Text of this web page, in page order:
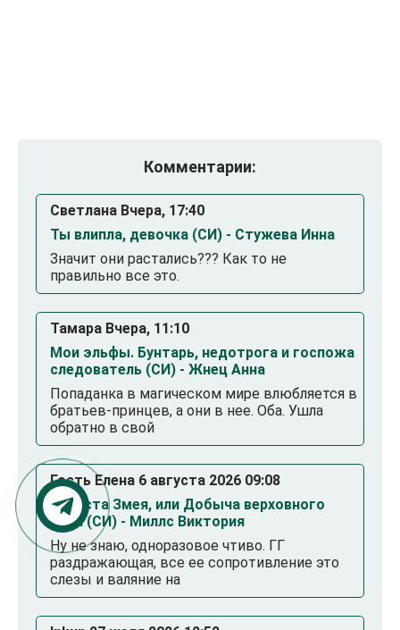
Комментарии:
Светлана Вчера, 17:40
Ты влипла, девочка (СИ) - Стужева Инна
Значит они растались??? Как то не
правильно все это.
Тамара Вчера, 11:10
Мои эльфы. Бунтарь, недотрога и госпожа
следователь (СИ) - Жнец Анна
Попаданка в магическом мире влюбляется в
братьев-принцев, а они в нее. Оба. Ушла
обратно в свой
Гость Елена 6 августа 2026 09:08
Невеста Змея, или Добыча верховного
Нага (СИ) - Миллс Виктория
Ну не знаю, одноразовое чтиво. ГГ
раздражающая, все ее сопротивление это
слезы и валяние на